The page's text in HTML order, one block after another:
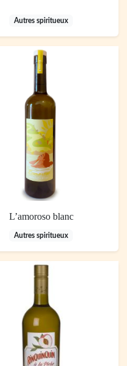
Autres spiritueux
L’amoroso blanc
Autres spiritueux